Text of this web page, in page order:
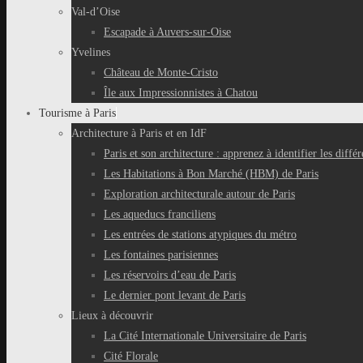
Val-d’Oise
Escapade à Auvers-sur-Oise
Yvelines
Château de Monte-Cristo
Île aux Impressionnistes à Chatou
Tourisme à Paris
Architecture à Paris et en IdF
Paris et son architecture : apprenez à identifier les
Les Habitations à Bon Marché (HBM) de Paris
Exploration architecturale autour de Paris
Les aqueducs franciliens
Les entrées de stations atypiques du métro
Les fontaines parisiennes
Les réservoirs d’eau de Paris
Le dernier pont levant de Paris
Lieux à découvrir
La Cité Internationale Universitaire de Paris
Cité Florale